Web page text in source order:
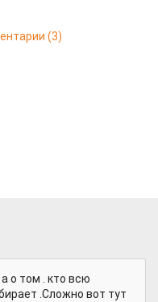
(3)
о том . кто всю
.Сложно вот тут